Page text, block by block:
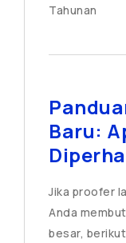
Tahunan
Baru:
Jika proofer
Anda
besar,